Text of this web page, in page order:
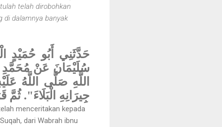
telah dirobohkan
di dalamnya banyak
حَدَّثَنِي أَبُو حُمَيْدٍ
سُلَيْمَانَ عَنْ
اللَّهِ صَلَّى اللَّهُ
جِيرَانِهِ الْبَلَاءَ". ثُمَّ
menceritakan kepada
dari Wabrah ibnu